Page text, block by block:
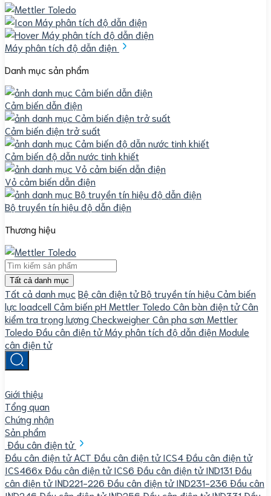
Máy phân tích độ dẫn điện
Danh mục sản phẩm
Cảm biến dẫn điện
Cảm biến điện trở suất
Cảm biến độ dẫn nước tinh khiết
Vỏ cảm biến dẫn điện
Bộ truyền tín hiệu độ dẫn điện
Thương hiệu
Tất cả danh mục
Tất cả danh mục Bệ cân điện tửBộ truyền tín hiệu Cảm biến
lực loadcell Cảm biến pH Mettler Toledo Cân bàn điện tửCân
kiểm tra trọng lượng CheckweigherCân pha sơn Mettler
Toledo Đầu cân điện tửMáy phân tích độ dẫn điện Module
cân điện tử
Giới thiệu
Tổng quan
Chứng nhận
Sản phẩm
Đầu cân điện tử
Đầu cân điện tử ACT Đầu cân điện tử ICS4Đầu cân điện tử
ICS466xĐầu cân điện tử ICS6 Đầu cân điện tử IND131Đầu
cân điện tử IND221-226 Đầu cân điện tử IND231-236 Đầu cân